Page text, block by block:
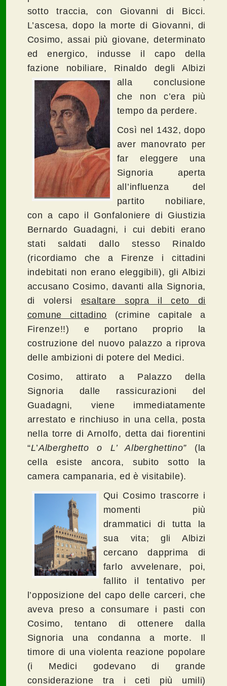
sotto traccia, con Giovanni di Bicci.
L’ascesa, dopo la morte di Giovanni, di
Cosimo, assai più giovane, determinato
ed energico, indusse il capo della
fazione nobiliare, Rinaldo degli Albizi
alla conclusione
che non c’era più
tempo da perdere.
Così nel 1432, dopo
aver manovrato per
far eleggere una
Signoria aperta
all’influenza del
partito nobiliare,
con a capo il Gonfaloniere di Giustizia
Bernardo Guadagni, i cui debiti erano
stati saldati dallo stesso Rinaldo
(ricordiamo che a Firenze i cittadini
indebitati non erano eleggibili), gli Albizi
accusano Cosimo, davanti alla Signoria,
di volersi esaltare sopra il ceto di
comune cittadino (crimine capitale a
Firenze!!) e portano proprio la
costruzione del nuovo palazzo a riprova
delle ambizioni di potere del Medici.
Cosimo, attirato a Palazzo della
Signoria dalle rassicurazioni del
Guadagni, viene immediatamente
arrestato e rinchiuso in una cella, posta
nella torre di Arnolfo, detta dai fiorentini
“L’Alberghetto o L’ Alberghettino” (la
cella esiste ancora, subito sotto la
camera campanaria, ed è visitabile).
Qui Cosimo trascorre i
momenti più
drammatici di tutta la
sua vita; gli Albizi
cercano dapprima di
farlo avvelenare, poi,
fallito il tentativo per
l’opposizione del capo delle carceri, che
aveva preso a consumare i pasti con
Cosimo, tentano di ottenere dalla
Signoria una condanna a morte. Il
timore di una violenta reazione popolare
(i Medici godevano di grande
considerazione tra i ceti più umili)